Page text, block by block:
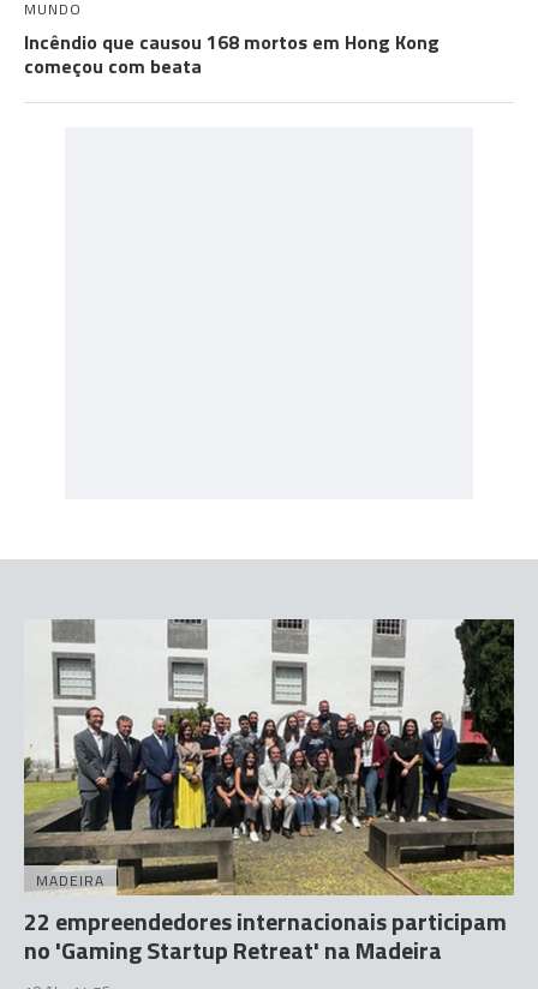
MUNDO
Incêndio que causou 168 mortos em Hong Kong
começou com beata
MADEIRA
22 empreendedores internacionais participam
no 'Gaming Startup Retreat' na Madeira